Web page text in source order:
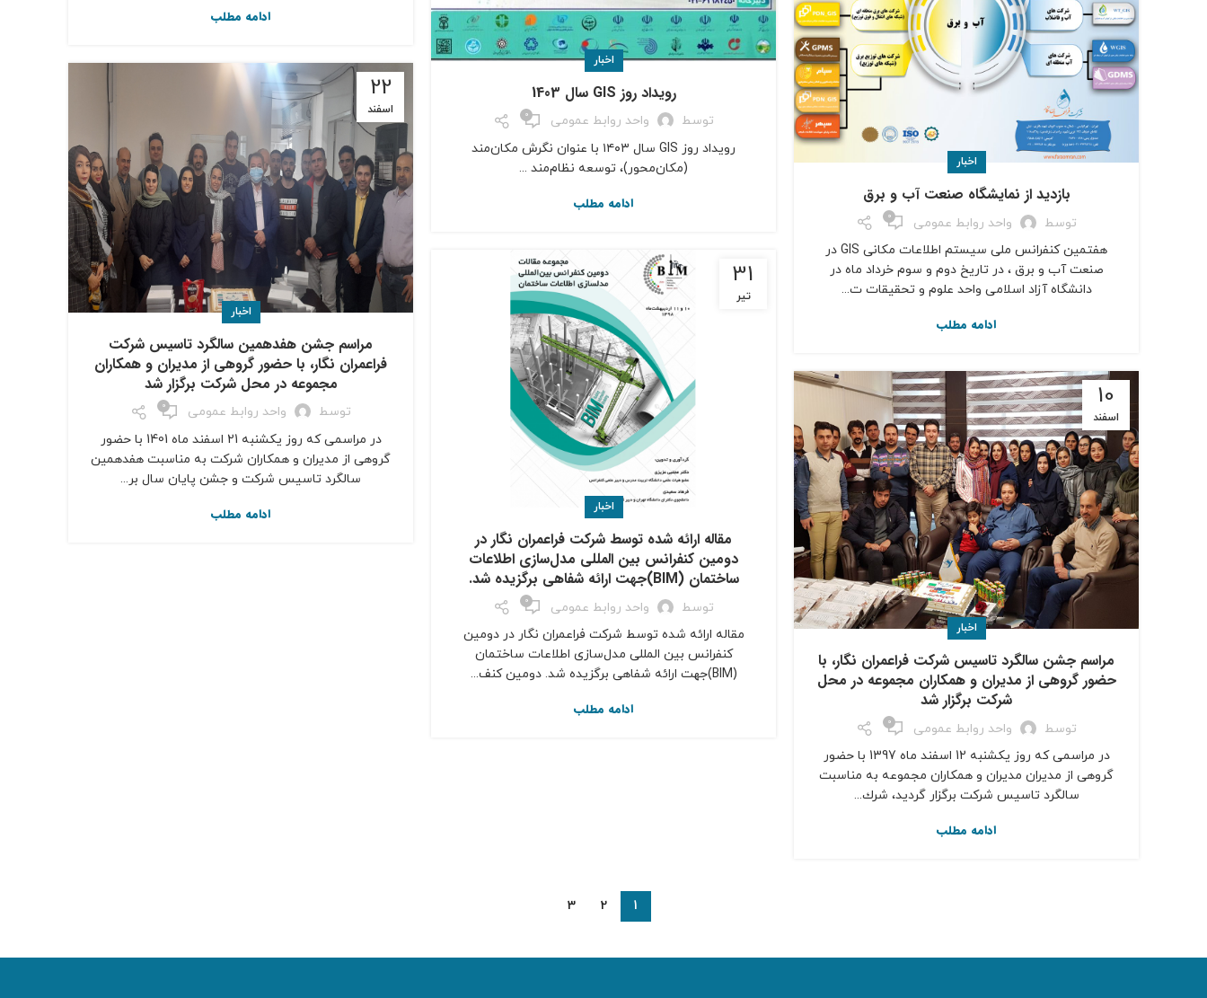
اخبار
رویداد روز GIS سال 1403
توسط واحد روابط عمومی 0
رویداد روز GIS سال ۱۴۰۳ با عنوان نگرش مکان‌مند
(مکان‌محور)، توسعه نظام‌مند ...
ادامه مطلب
ادامه مطلب
اخبار
بازديد از نمايشگاه صنعت آب و برق
توسط واحد روابط عمومی 0
هفتمین کنفرانس ملی سیستم اطلاعات مکانی GIS در
صنعت آب و برق ، در تاريخ دوم و سوم خرداد ماه در
دانشگاه آزاد اسلامی واحد علوم و تحقیقات ت...
ادامه مطلب
22
اسفند
اخبار
مراسم جشن هفدهمین سالگرد تاسیس شرکت
فراعمران نگار، با حضور گروهی از مديران و همکاران
مجموعه در محل شرکت برگزار شد
توسط واحد روابط عمومی 0
در مراسمی که روز يكشنبه 21 اسفند ماه 1401 با حضور
گروهی از مديران و همکاران شرکت به مناسبت هفدهمین
سالگرد تاسیس شركت و جشن پایان سال بر...
ادامه مطلب
31
تیر
اخبار
مقاله ارائه شده توسط شركت فراعمران نگار در
دومین کنفرانس بین المللی مدل‌سازی اطلاعات
ساختمان (BIM)جهت ارائه شفاهی برگزيده شد.
توسط واحد روابط عمومی 0
مقاله ارائه شده توسط شركت فراعمران نگار در دومین
کنفرانس بین المللی مدل‌سازی اطلاعات ساختمان
(BIM)جهت ارائه شفاهی برگزيده شد. دومین کنف...
ادامه مطلب
10
اسفند
اخبار
مراسم جشن سالگرد تاسیس شرکت فراعمران نگار، با
حضور گروهی از مديران و همکاران مجموعه در محل
شرکت برگزار شد
توسط واحد روابط عمومی 0
در مراسمی که روز يكشنبه 12 اسفند ماه 1397 با حضور
گروهی از مديران مديران و همکاران مجموعه به مناسبت
سالگرد تاسیس شركت برگزار گرديد، شرك...
ادامه مطلب
1
2
3